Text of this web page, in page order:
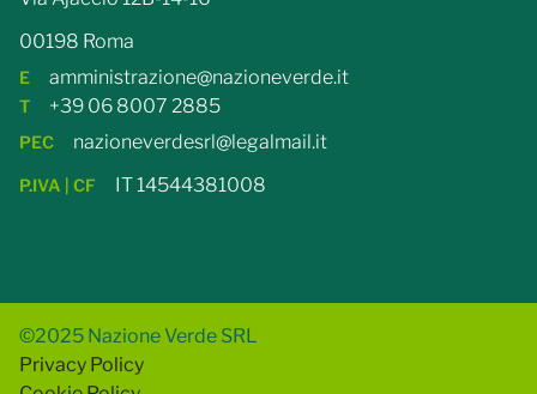
00198 Roma
E amministrazione@nazioneverde.it
T +39 06 8007 2885
PEC nazioneverdesrl@legalmail.it
P.IVA | CF IT 14544381008
©2025 Nazione Verde SRL
Privacy Policy